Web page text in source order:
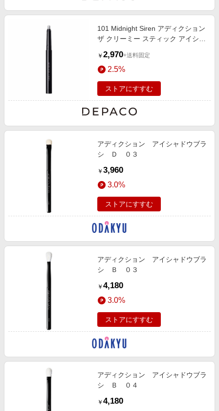
101 Midnight Siren アディクション
ザ クリーミー スティック アイシャ
￥ 2,970+送料固定
2.5%
ストアにすすむ
アディクション アイシャドウブラ
シ Ｄ ０３
￥ 3,960
3.0%
ストアにすすむ
アディクション アイシャドウブラ
シ Ｂ ０３
￥ 4,180
3.0%
ストアにすすむ
アディクション アイシャドウブラ
シ Ｂ ０４
￥ 4,180